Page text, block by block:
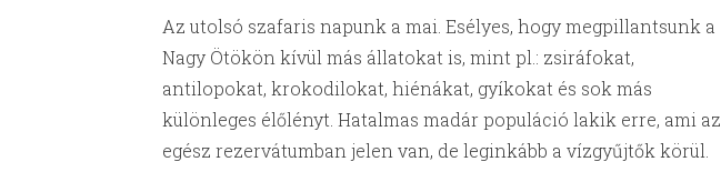
Az utolsó szafaris napunk a mai. Esélyes, hogy megpillantsunk a
Nagy Ötökön kívül más állatokat is, mint pl.: zsiráfokat,
antilopokat, krokodilokat, hiénákat, gyíkokat és sok más
különleges élőlényt. Hatalmas madár populáció lakik erre, ami az
egész rezervátumban jelen van, de leginkább a vízgyűjtők körül.